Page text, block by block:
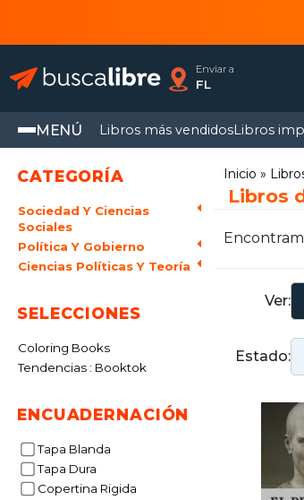
Enviar a
FL
MENÚ Libros más vendidosLibros
CATEGORÍA
Sociedad Y Ciencias
Sociales
Política Y Gobierno
Ciencias Políticas Y Teoría
SELECCIONES
Coloring Books
Tendencias : Booktok
ENCUADERNACIÓN
Tapa Blanda
Tapa Dura
Copertina Rigida
Inicio
Libros
Ver:
Estado: